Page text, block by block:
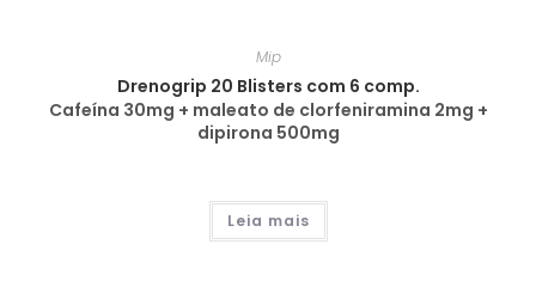
Mip
Drenogrip 20 Blisters com 6 comp.
Cafeína 30mg + maleato de clorfeniramina 2mg +
dipirona 500mg
Leia mais